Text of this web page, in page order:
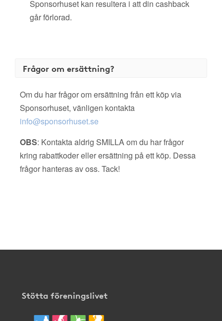
Sponsorhuset kan resultera i att din cashback
går förlorad.
Frågor om ersättning?
Om du har frågor om ersättning från ett köp via
Sponsorhuset, vänligen kontakta
info@sponsorhuset.se
OBS: Kontakta aldrig SMILLA om du har frågor
kring rabattkoder eller ersättning på ett köp. Dessa
frågor hanteras av oss. Tack!
Stötta föreningslivet